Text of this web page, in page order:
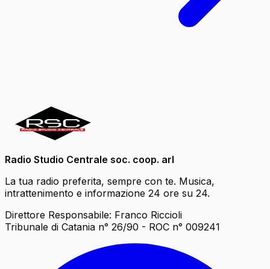
Radio Studio Centrale soc. coop. arl
La tua radio preferita, sempre con te. Musica,
intrattenimento e informazione 24 ore su 24.
Direttore Responsabile: Franco Riccioli
Tribunale di Catania n° 26/90 - ROC n° 009241